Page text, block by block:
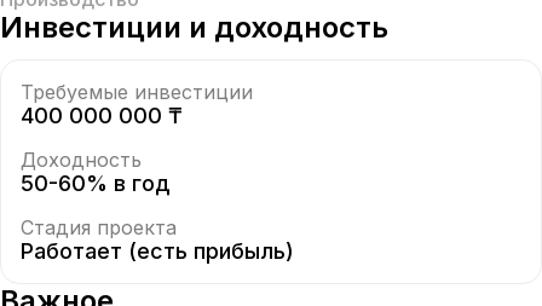
Инвестиции и доходность
Требуемые инвестиции
400 000 000 ₸
Доходность
50-60% в год
Стадия проекта
Работает (есть прибыль)